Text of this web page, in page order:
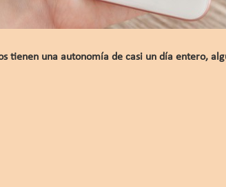
tienen una autonomía de casi un día entero,